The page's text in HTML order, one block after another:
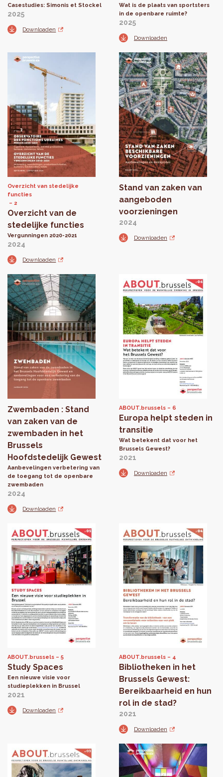
Casestudies: Simonis et Stockel
2025
Downloaden
Wat is de plaats van sportsters
in de openbare ruimte?
2025
Downloaden
Overzicht van stedelijke
functies
2
Overzicht van de
stedelijke functies
Vergunningen 2020-2021
2024
Downloaden
Stand van zaken van
aangeboden
voorzieningen
2024
Downloaden
Zwembaden : Stand
van zaken van de
zwembaden in het
Brussels
Hoofdstedelijk Gewest
Aanbevelingen verbetering van
de toegang tot de openbare
zwembaden
2024
Downloaden
ABOUT.brussels 6
Europa helpt steden in
transitie
Wat betekent dat voor het
Brussels Gewest?
2021
Downloaden
ABOUT.brussels 5
Study Spaces
Een nieuwe visie voor
studieplekken in Brussel
2021
Downloaden
ABOUT.brussels 4
Bibliotheken in het
Brussels Gewest:
Bereikbaarheid en hun
rol in de stad?
2021
Downloaden